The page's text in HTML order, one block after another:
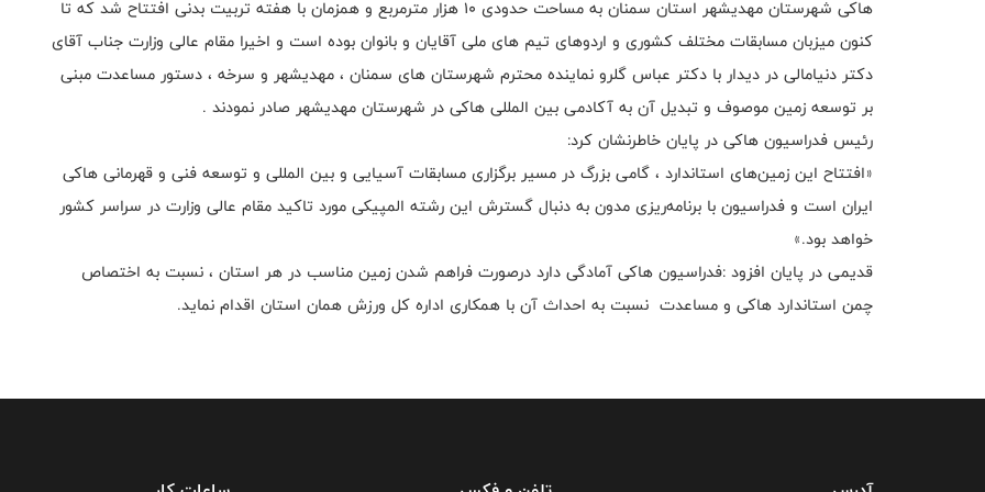
هاکی شهرستان مهدیشهر استان سمنان به مساحت حدودی ۱۰ هزار مترمربع و همزمان با هفته تربیت بدنی افتتاح شد که تا
کنون میزبان مسابقات مختلف کشوری و اردوهای تیم های ملی آقایان و بانوان بوده است و اخیرا مقام عالی وزارت جناب آقای
دکتر دنیامالی در دیدار با دکتر عباس گلرو نماینده محترم شهرستان های سمنان ، مهدیشهر و سرخه ، دستور مساعدت مبنی
بر توسعه زمین موصوف و تبدیل آن به آکادمی بین المللی هاکی در شهرستان مهدیشهر صادر نمودند .
رئیس فدراسیون هاکی در پایان خاطرنشان کرد:
«افتتاح این زمین‌های استاندارد ، گامی بزرگ در مسیر برگزاری مسابقات آسیایی و بین المللی و توسعه فنی و قهرمانی هاکی
ایران است و فدراسیون با برنامه‌ریزی مدون به دنبال گسترش این رشته المپیکی مورد تاکید مقام عالی وزارت در سراسر کشور
خواهد بود.»
قدیمی در پایان افزود :فدراسیون هاکی آمادگی دارد درصورت فراهم شدن زمین مناسب در هر استان ، نسبت به اختصاص
چمن استاندارد هاکی و مساعدت نسبت به احداث آن با همکاری اداره کل ورزش همان استان اقدام نماید.